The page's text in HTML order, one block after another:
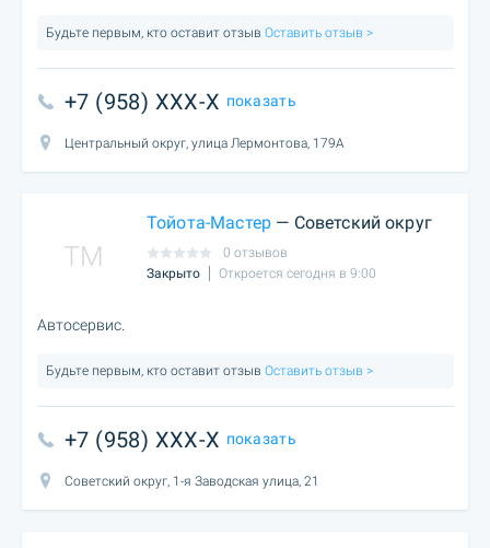
Будьте первым, кто оставит отзыв Оставить отзыв >
+7 (958) XXX-X показать
Центральный округ, улица Лермонтова, 179А
TM
Тойота-Мастер — Советский округ
0 отзывов
Закрыто
Откроется сегодня в 9:00
Автосервис.
Будьте первым, кто оставит отзыв Оставить отзыв >
+7 (958) XXX-X показать
Советский округ, 1-я Заводская улица, 21